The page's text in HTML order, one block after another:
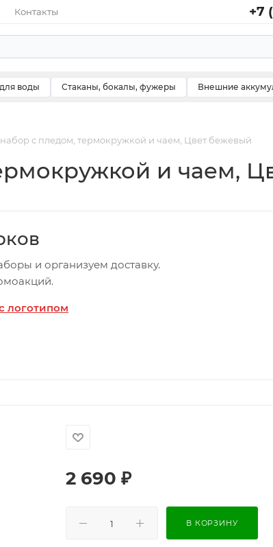
Контакты +7
воды Стаканы, бокалы, фужеры Внешние
с пледом, термокружкой и чаем, Цвет бежевый
и чаем,
и организуем доставку.
логотипом
2 690 ₽
В КОРЗИНУ